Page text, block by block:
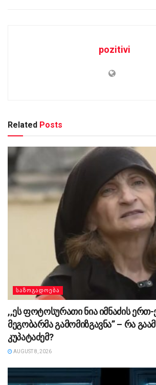
pozitivi
Related Posts
ᲡᲐᲖᲝᲒᲐᲓᲝᲔᲑᲐ
,,ეს ფოტოსურათი ნია იმნაძის
მეგობარმა გამომიზგავნა” – რა
კუპატაძემ?
AUGUST 8, 2026